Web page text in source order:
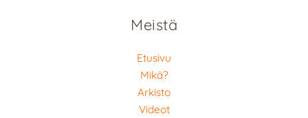
Meistä
Etusivu
Mikä?
Arkisto
Videot